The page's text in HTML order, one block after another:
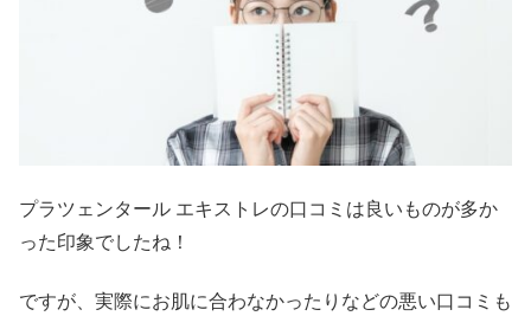
プラツェンタール エキストレの口コミは良いものが多か
った印象でしたね！
ですが、実際にお肌に合わなかったりなどの悪い口コミも